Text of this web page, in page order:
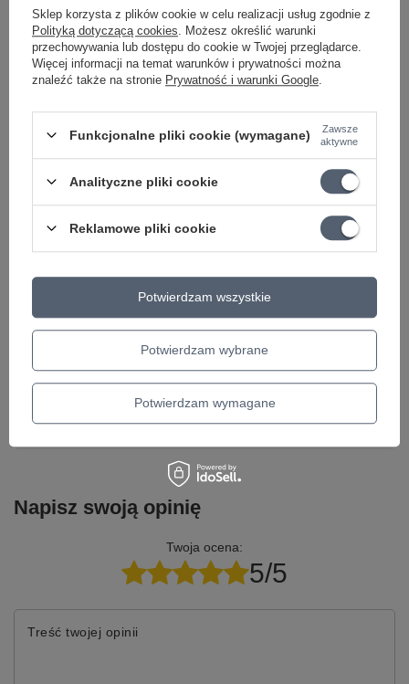
Kabel do łączenia efektów
gitarowych KLOTZ VINPAN0015
43,96 zł
Kabel
BG J/J 6.1m
64,03 zł
Najniższa cena z 30
67,51 zł -5%
Cena regularna:
Potrzebujesz pomocy? Masz pytania?
Zadaj pytanie a my odpowiemy niezwłocznie,
dla innych.
Napisz swoją opinię
Twoja ocena:
5/5
Treść twojej opinii
Sklep korzysta z plików cookie w celu realizacji usług zgodnie z
Polityką dotyczącą cookies . Możesz określić warunki
przechowywania lub dostępu do cookie w Twojej przeglądarce.
Więcej informacji na temat warunków i prywatności można
znaleźć także na stronie Prywatność i warunki Google
Funkcjonalne pliki cookie (wymagane)
Zawsze
aktywne
Analityczne pliki cookie
Reklamowe pliki cookie
Potwierdzam wybrane
Potwierdzam wymagane
Potwierdzam wszystkie